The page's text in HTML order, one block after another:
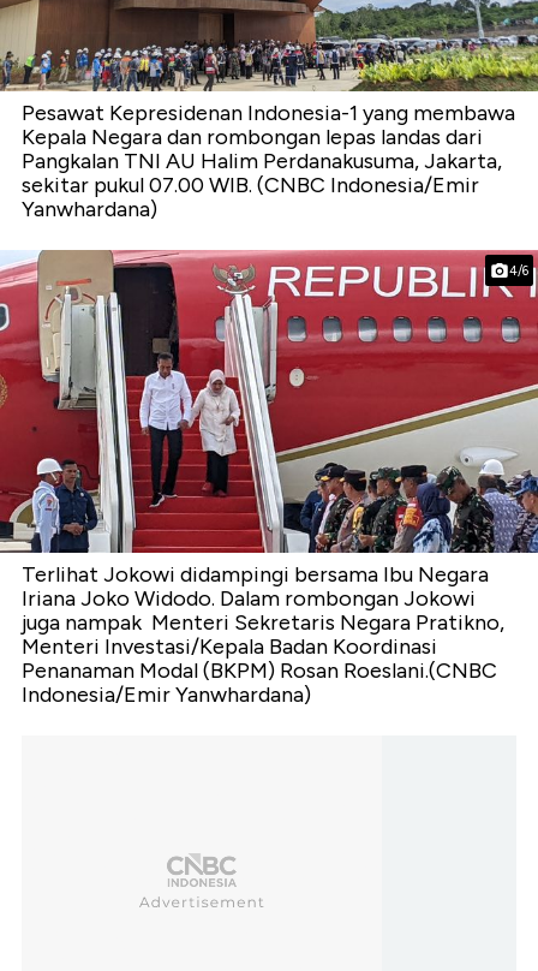
Pesawat Kepresidenan Indonesia-1 yang membawa
Kepala Negara dan rombongan lepas landas dari
Pangkalan TNI AU Halim Perdanakusuma, Jakarta,
sekitar pukul 07.00 WIB. (CNBC Indonesia/Emir
Yanwhardana)
4/6
Terlihat Jokowi didampingi bersama Ibu Negara
Iriana Joko Widodo. Dalam rombongan Jokowi
juga nampak Menteri Sekretaris Negara Pratikno,
Menteri Investasi/Kepala Badan Koordinasi
Penanaman Modal (BKPM) Rosan Roeslani.(CNBC
Indonesia/Emir Yanwhardana)